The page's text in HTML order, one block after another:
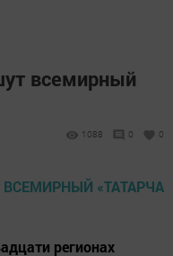
всемирный
1088 0 0
регионах